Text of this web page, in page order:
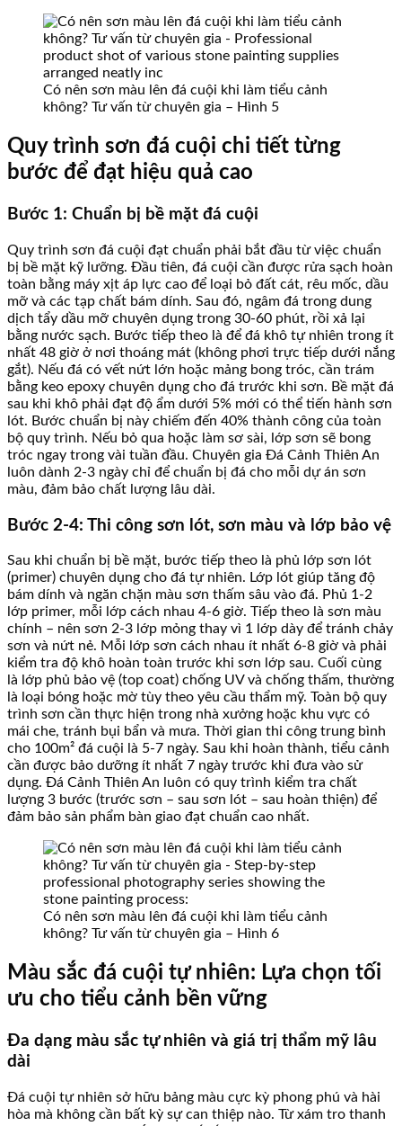
Có nên sơn màu lên đá cuội khi làm tiểu cảnh
không? Tư vấn từ chuyên gia – Hình 5
Quy trình sơn đá cuội chi tiết từng
bước để đạt hiệu quả cao
Bước 1: Chuẩn bị bề mặt đá cuội
Quy trình sơn đá cuội đạt chuẩn phải bắt đầu từ việc chuẩn
bị bề mặt kỹ lưỡng. Đầu tiên, đá cuội cần được rửa sạch hoàn
toàn bằng máy xịt áp lực cao để loại bỏ đất cát, rêu mốc, dầu
mỡ và các tạp chất bám dính. Sau đó, ngâm đá trong dung
dịch tẩy dầu mỡ chuyên dụng trong 30-60 phút, rồi xả lại
bằng nước sạch. Bước tiếp theo là để đá khô tự nhiên trong ít
nhất 48 giờ ở nơi thoáng mát (không phơi trực tiếp dưới nắng
gắt). Nếu đá có vết nứt lớn hoặc mảng bong tróc, cần trám
bằng keo epoxy chuyên dụng cho đá trước khi sơn. Bề mặt đá
sau khi khô phải đạt độ ẩm dưới 5% mới có thể tiến hành sơn
lót. Bước chuẩn bị này chiếm đến 40% thành công của toàn
bộ quy trình. Nếu bỏ qua hoặc làm sơ sài, lớp sơn sẽ bong
tróc ngay trong vài tuần đầu. Chuyên gia Đá Cảnh Thiên An
luôn dành 2-3 ngày chỉ để chuẩn bị đá cho mỗi dự án sơn
màu, đảm bảo chất lượng lâu dài.
Bước 2-4: Thi công sơn lót, sơn màu và lớp bảo vệ
Sau khi chuẩn bị bề mặt, bước tiếp theo là phủ lớp sơn lót
(primer) chuyên dụng cho đá tự nhiên. Lớp lót giúp tăng độ
bám dính và ngăn chặn màu sơn thấm sâu vào đá. Phủ 1-2
lớp primer, mỗi lớp cách nhau 4-6 giờ. Tiếp theo là sơn màu
chính – nên sơn 2-3 lớp mỏng thay vì 1 lớp dày để tránh chảy
sơn và nứt nẻ. Mỗi lớp sơn cách nhau ít nhất 6-8 giờ và phải
kiểm tra độ khô hoàn toàn trước khi sơn lớp sau. Cuối cùng
là lớp phủ bảo vệ (top coat) chống UV và chống thấm, thường
là loại bóng hoặc mờ tùy theo yêu cầu thẩm mỹ. Toàn bộ quy
trình sơn cần thực hiện trong nhà xưởng hoặc khu vực có
mái che, tránh bụi bẩn và mưa. Thời gian thi công trung bình
cho 100m² đá cuội là 5-7 ngày. Sau khi hoàn thành, tiểu cảnh
cần được bảo dưỡng ít nhất 7 ngày trước khi đưa vào sử
dụng. Đá Cảnh Thiên An luôn có quy trình kiểm tra chất
lượng 3 bước (trước sơn – sau sơn lót – sau hoàn thiện) để
đảm bảo sản phẩm bàn giao đạt chuẩn cao nhất.
Có nên sơn màu lên đá cuội khi làm tiểu cảnh
không? Tư vấn từ chuyên gia – Hình 6
Màu sắc đá cuội tự nhiên: Lựa chọn tối
ưu cho tiểu cảnh bền vững
Đa dạng màu sắc tự nhiên và giá trị thẩm mỹ lâu
dài
Đá cuội tự nhiên sở hữu bảng màu cực kỳ phong phú và hài
hòa mà không cần bất kỳ sự can thiệp nào. Từ xám tro thanh